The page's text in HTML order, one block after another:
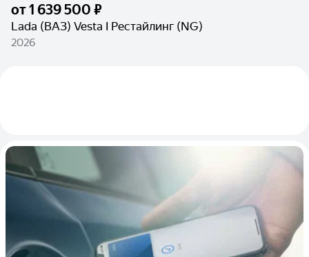
от1 639 500 ₽
Lada (ВАЗ) Vesta I Рестайлинг (NG)
2026